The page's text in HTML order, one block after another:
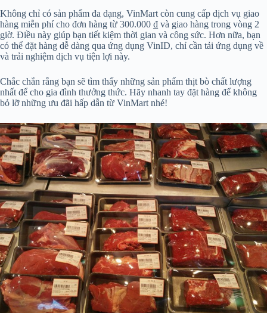
Không chỉ có sản phẩm đa dạng, VinMart còn cung cấp dịch vụ giao
hàng miễn phí cho đơn hàng từ 300.000 ₫ và giao hàng trong vòng 2
giờ. Điều này giúp bạn tiết kiệm thời gian và công sức. Hơn nữa, bạn
có thể đặt hàng dễ dàng qua ứng dụng VinID, chỉ cần tải ứng dụng về
và trải nghiệm dịch vụ tiện lợi này.
Chắc chắn rằng bạn sẽ tìm thấy những sản phẩm thịt bò chất lượng
nhất để cho gia đình thưởng thức. Hãy nhanh tay đặt hàng để không
bỏ lỡ những ưu đãi hấp dẫn từ VinMart nhé!